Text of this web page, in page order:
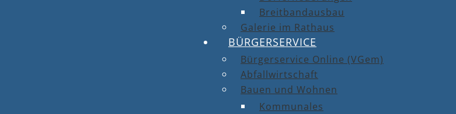
Breitbandausbau
Galerie im Rathaus
BÜRGERSERVICE
Bürgerservice Online (VGem)
Abfallwirtschaft
Bauen und Wohnen
Kommunales